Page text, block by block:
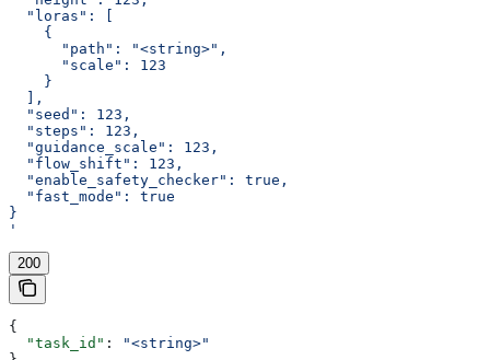
  "loras": [
    {
      "path": "<string>",
      "scale": 123
    }
  ],
  "seed": 123,
  "steps": 123,
  "guidance_scale": 123,
  "flow_shift": 123,
  "enable_safety_checker": true,
  "fast_mode": true
}
'
200
{
  "task_id"
:
"<string>"